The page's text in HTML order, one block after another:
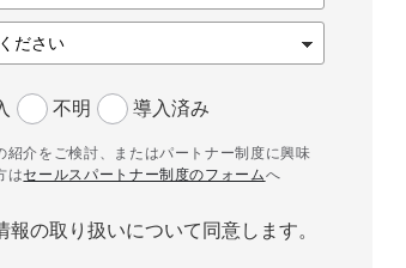
不明 導入済み
介をご検討、またはパートナー制度に興味
はセールスパートナー制度のフォームへ
報の取り扱いについて同意します。